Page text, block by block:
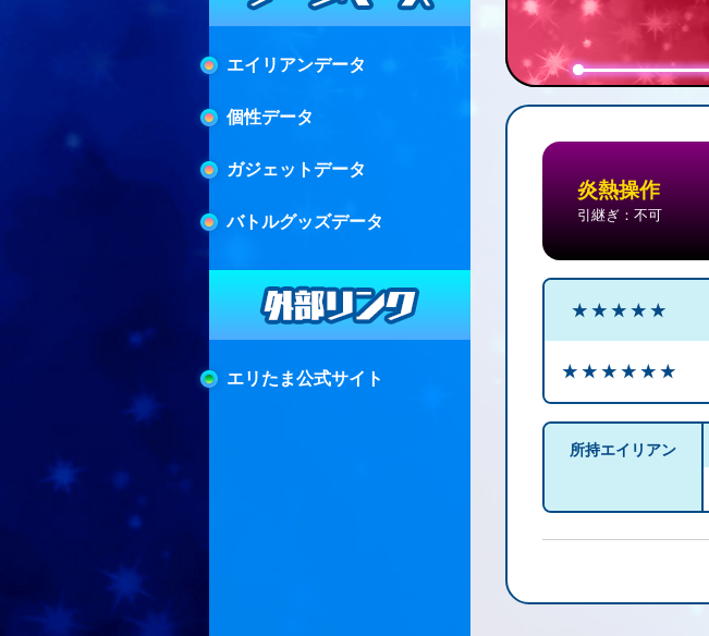
エイリアンデータ
個性データ
ガジェットデータ
バトルグッズデータ
エリたま公式サイト
炎熱操作
引継ぎ：不可
★ ★ ★ ★ ★
★ ★ ★ ★ ★ ★
所持エイリアン